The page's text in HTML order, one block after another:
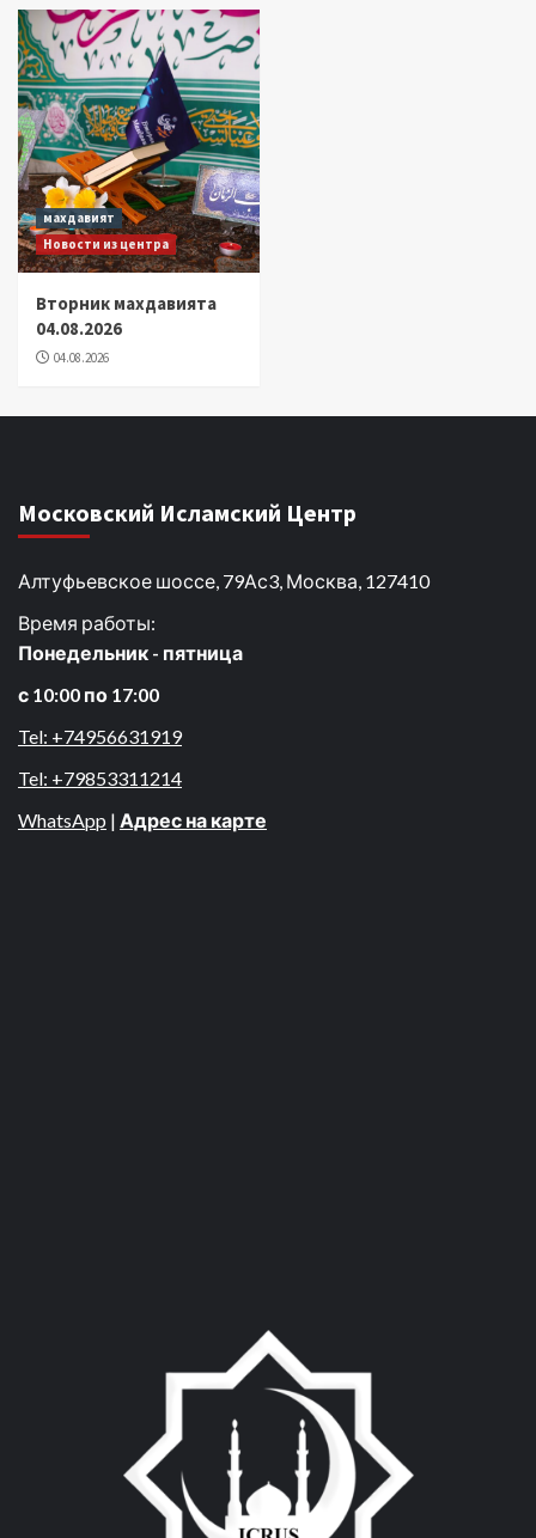
махдавият
Новости из центра
Вторник махдавията
04.08.2026
04.08.2026
Московский Исламский Центр
Алтуфьевское шоссе, 79Ас3, Москва, 127410
Время работы:
Понедельник - пятница
с 10:00 по 17:00
Tel: +74956631919
Tel: +79853311214
WhatsApp | Адрес на карте